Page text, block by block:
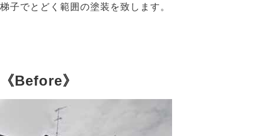
梯子でとどく範囲の塗装を致します。
《Before》